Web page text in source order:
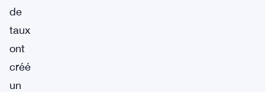
de
taux
ont
créé
un